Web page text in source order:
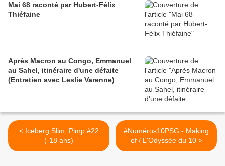
Mai 68 raconté par Hubert-Félix
Thiéfaine
Après Macron au Congo, Emmanuel
au Sahel, itinéraire d'une défaite
(Entretien avec Leslie Varenne)
< Iceberg Slim, Pimp #22
(-18 ans)
#Numéros10PSG - Making
of / L'Odyssée du 10 >